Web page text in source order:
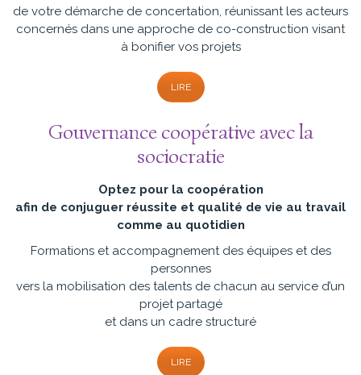
de votre démarche de concertation, réunissant les acteurs
concernés dans une approche de co-construction visant
à bonifier vos projets
LIRE
Gouvernance coopérative avec la
sociocratie
Optez pour la coopération
afin de conjuguer réussite et qualité de vie au travail
comme au quotidien
Formations et accompagnement des équipes et des
personnes
vers la mobilisation des talents de chacun au service d’un
projet partagé
et dans un cadre structuré
LIRE